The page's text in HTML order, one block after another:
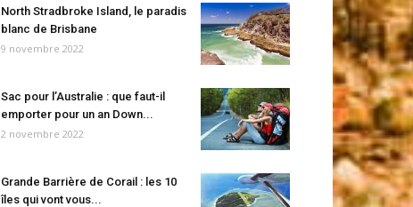
North Stradbroke Island, le paradis
blanc de Brisbane
9 novembre 2022
Sac pour l’Australie : que faut-il
emporter pour un an Down...
2 novembre 2022
Grande Barrière de Corail : les 10
îles qui vont vous...